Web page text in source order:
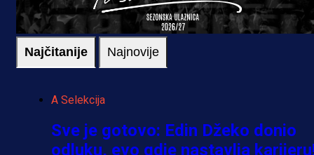
Najčitanije Najnovije
A Selekcija
Sve je gotovo: Edin Džeko donio
odluku, evo gdje nastavlja